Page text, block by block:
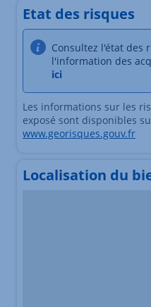
Etat des risques
Consultez l'état des
l'information des
ici
Les informations sur les
exposé sont disponibles
www.georisques.gouv.fr
Localisation du